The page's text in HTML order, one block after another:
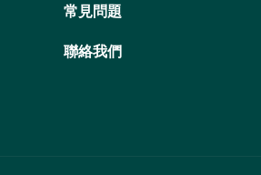
常見問題
聯絡我們